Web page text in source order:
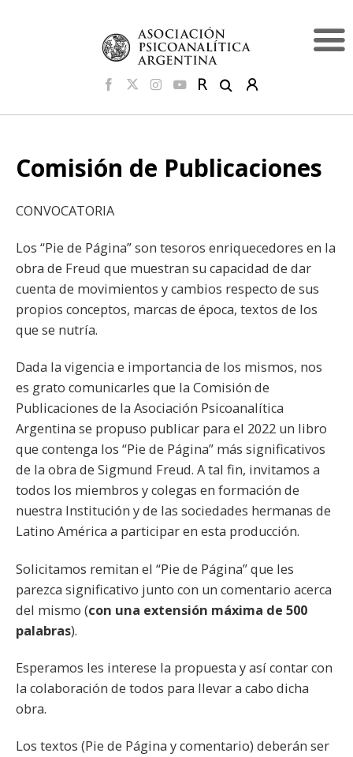
Comisión de Publicaciones
CONVOCATORIA
Los “Pie de Página” son tesoros enriquecedores en la
obra de Freud que muestran su capacidad de dar
cuenta de movimientos y cambios respecto de sus
propios conceptos, marcas de época, textos de los
que se nutría.
Dada la vigencia e importancia de los mismos, nos
es grato comunicarles que la Comisión de
Publicaciones de la Asociación Psicoanalítica
Argentina se propuso publicar para el 2022 un libro
que contenga los “Pie de Página” más significativos
de la obra de Sigmund Freud. A tal fin, invitamos a
todos los miembros y colegas en formación de
nuestra Institución y de las sociedades hermanas de
Latino América a participar en esta producción.
Solicitamos remitan el “Pie de Página” que les
parezca significativo junto con un comentario acerca
del mismo (con una extensión máxima de 500
palabras).
Esperamos les interese la propuesta y así contar con
la colaboración de todos para llevar a cabo dicha
obra.
Los textos (Pie de Página y comentario) deberán ser